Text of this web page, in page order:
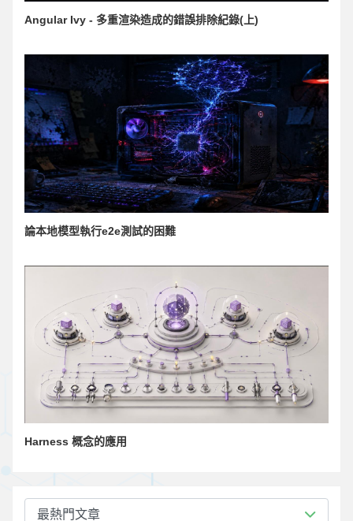
Angular Ivy - 多重渲染造成的錯誤排除紀錄(上)
論本地模型執行e2e測試的困難
Harness 概念的應用
最熱門文章